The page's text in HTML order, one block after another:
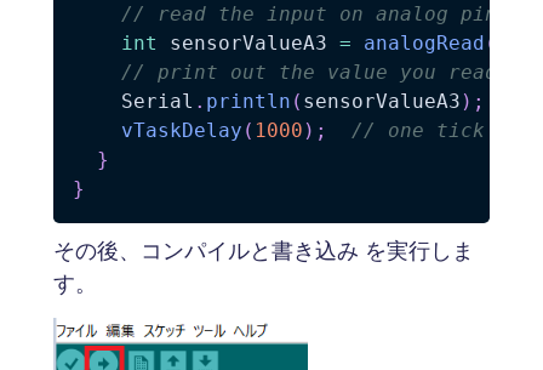
// read the input on analog pin
int
sensorValueA3 = analogRead (
// print out the value you read:
    Serial
. println ( sensorValueA3 ) ;
vTaskDelay ( 1000 ) ;
// one tick
}
}
その後、コンパイルと書き込み を実行しま
す。